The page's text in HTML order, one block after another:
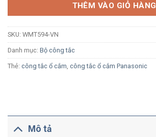
THÊM VÀO GIỎ HÀNG
SKU: WMT594-VN
Danh mục: Bộ công tắc
Thẻ: công tắc ổ cắm công tắc ổ cắm Panasonic
Mô tả